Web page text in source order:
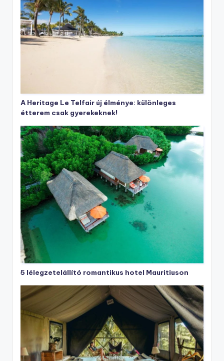
A Heritage Le Telfair új élménye: különleges
étterem csak gyerekeknek!
5 lélegzetelállító romantikus hotel Mauritiuson